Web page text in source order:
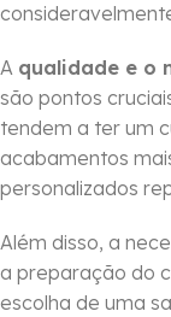
A qualidade e o
são pontos
tendem a ter um
acabamentos
personalizados
Além disso, a
a preparação do
escolha de uma